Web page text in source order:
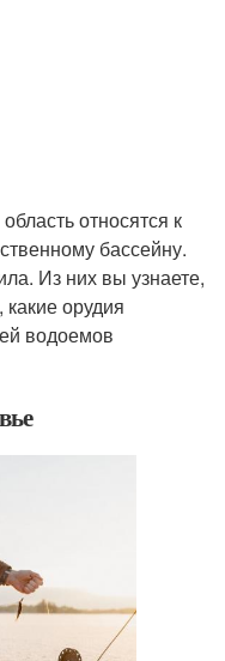
относятся к
бассейну.
Из них вы узнаете,
орудия
водоемов